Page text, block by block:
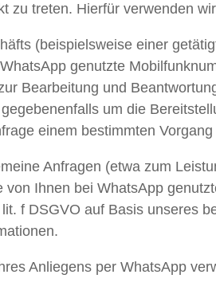
zu treten. Hierfür verwenden
(beispielsweise einer
genutzte
Bearbeitung und
um die
einem bestimmten
Anfragen (etwa zum
Ihnen bei WhatsApp
f DSGVO auf Basis unseres
Anliegens per WhatsApp